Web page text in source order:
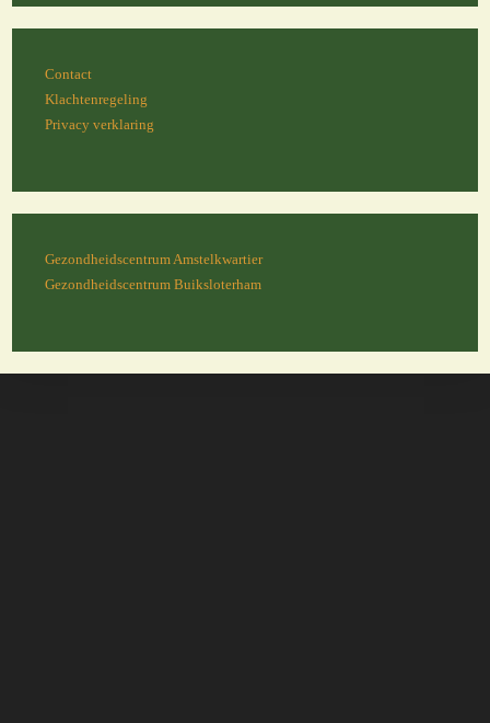
Contact
Klachtenregeling
Privacy verklaring
Gezondheidscentrum Amstelkwartier
Gezondheidscentrum Buiksloterham